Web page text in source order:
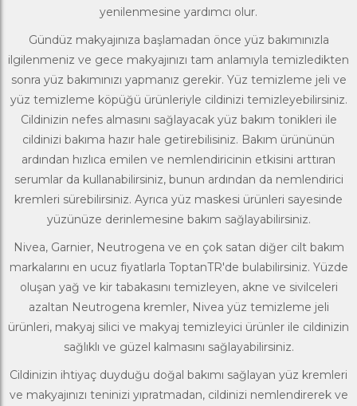
yenilenmesine yardımcı olur.
Gündüz makyajınıza başlamadan önce yüz bakımınızla
ilgilenmeniz ve gece makyajınızı tam anlamıyla temizledikten
sonra yüz bakımınızı yapmanız gerekir. Yüz temizleme jeli ve
yüz temizleme köpüğü ürünleriyle cildinizi temizleyebilirsiniz.
Cildinizin nefes almasını sağlayacak yüz bakım tonikleri ile
cildinizi bakıma hazır hale getirebilisiniz. Bakım ürününün
ardından hızlıca emilen ve nemlendiricinin etkisini arttıran
serumlar da kullanabilirsiniz, bunun ardından da nemlendirici
kremleri sürebilirsiniz. Ayrıca yüz maskesi ürünleri sayesinde
yüzünüze derinlemesine bakım sağlayabilirsiniz.
Nivea, Garnier, Neutrogena ve en çok satan diğer cilt bakım
markalarını en ucuz fiyatlarla ToptanTR'de bulabilirsiniz. Yüzde
oluşan yağ ve kir tabakasını temizleyen, akne ve sivilceleri
azaltan Neutrogena kremler, Nivea yüz temizleme jeli
ürünleri, makyaj silici ve makyaj temizleyici ürünler ile cildinizin
sağlıklı ve güzel kalmasını sağlayabilirsiniz.
Cildinizin ihtiyaç duyduğu doğal bakımı sağlayan yüz kremleri
ve makyajınızı teninizi yıpratmadan, cildinizi nemlendirerek ve